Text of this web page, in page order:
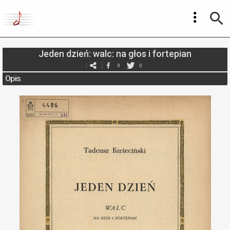
Jeden dzień: walc: na głos i fortepian
0 0
Opis